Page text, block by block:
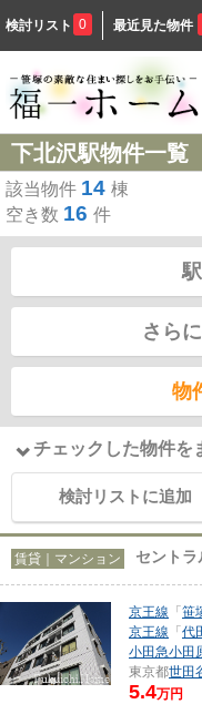
検討リスト 0 最近見た物件
下北沢駅物件一覧
該当物件 14 棟
空き数 16 件
さら
物
チェックした物件を
検討リストに追加
賃貸｜マンション セント
京王線 「笹
京王線 「代
小田急小田
東京都世田
5.4万円